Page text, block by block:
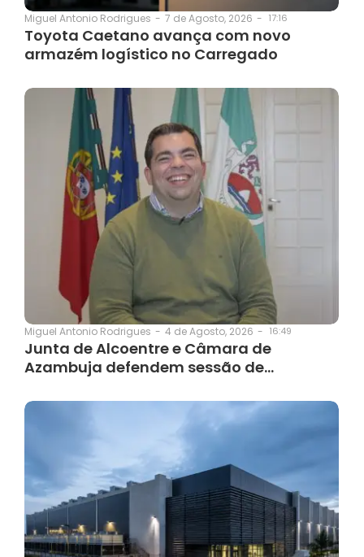
Miguel Antonio Rodrigues - 7 de Agosto, 2026 - 17:16
Toyota Caetano avança com novo
armazém logístico no Carregado
Miguel Antonio Rodrigues - 4 de Agosto, 2026 - 16:49
Junta de Alcoentre e Câmara de
Azambuja defendem sessão de…